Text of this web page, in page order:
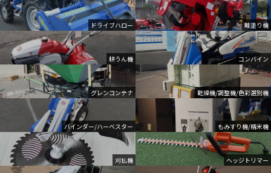
ドライブハロー 畦塗り機
耕うん機 コンバイン
グレンコンテナ 乾燥機/調整機/色彩選別機
バインダー/ハーベスター もみすり機/精米機
刈払機 ヘッジトリマー